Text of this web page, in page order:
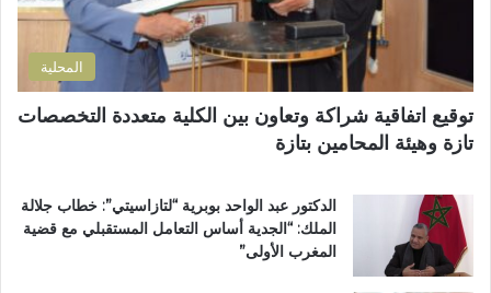
ط
ر
ي
ا
ع
المحلية
توقيع اتفاقية شراكة وتعاون بين الكلية متعددة التخصصات
تازة وهيئة المحامين بتازة
الدكتور عبد الواحد بوبرية “لتازاسيتي”: خطاب جلالة
الملك: “الجدية أساس التعامل المستقبلي مع قضية
المغرب الأولى”